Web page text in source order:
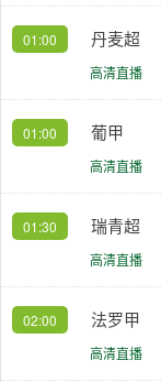
01:00 丹麦超
高清直播
01:00 葡甲
高清直播
01:30 瑞青超
高清直播
02:00 法罗甲
高清直播